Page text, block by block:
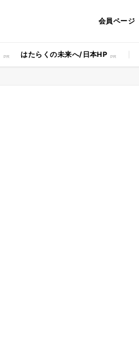
会員ページ
はたらくの未来へ/日本HP